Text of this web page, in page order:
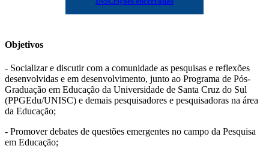
Objetivos
- Socializar e discutir com a comunidade as pesquisas e reflexões
desenvolvidas e em desenvolvimento, junto ao Programa de Pós-
Graduação em Educação da Universidade de Santa Cruz do Sul
(PPGEdu/UNISC) e demais pesquisadores e pesquisadoras na área
da Educação;
- Promover debates de questões emergentes no campo da Pesquisa
em Educação;